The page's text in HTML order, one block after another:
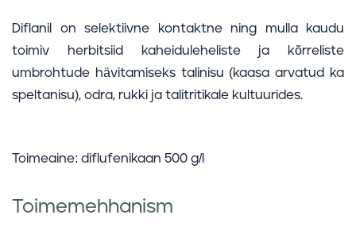
Diflanil on selektiivne kontaktne ning mulla kaudu
toimiv herbitsiid kaheiduleheliste ja kõrreliste
umbrohtude hävitamiseks talinisu (kaasa arvatud ka
speltanisu), odra, rukki ja talitritikale kultuurides.
Toimeaine: diflufenikaan 500 g/l
Toimemehhanism